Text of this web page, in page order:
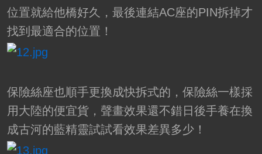
位置就給他橋好久，最後連結AC座的PIN拆掉才
找到最適合的位置！
保險絲座也順手更換成快拆式的，保險絲一樣採
用大陸的便宜貨，聲畫效果還不錯日後手養在換
成古河的藍精靈試試看效果差異多少！